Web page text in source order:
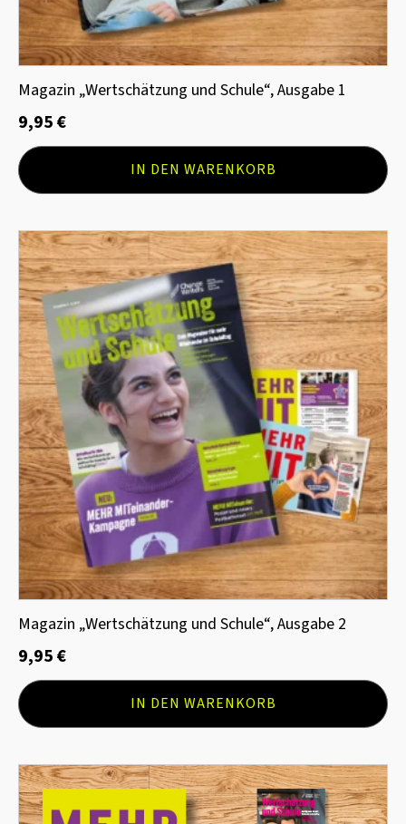
Magazin „Wertschätzung und Schule“, Ausgabe 1
9,95€
IN DEN WARENKORB
Magazin „Wertschätzung und Schule“, Ausgabe 2
9,95€
IN DEN WARENKORB